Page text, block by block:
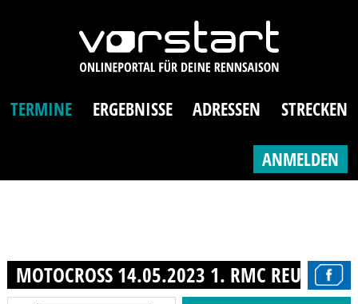
TERMINE ERGEBNISSE ADRESSEN STRECKEN
ANMELDEN
MOTOCROSS 14.05.2023 1. RMC